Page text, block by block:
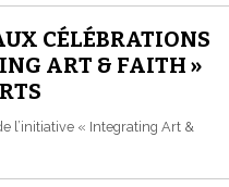
CÉLÉBRATIONS
ART & FAITH »
l’initiative « Integrating Art &